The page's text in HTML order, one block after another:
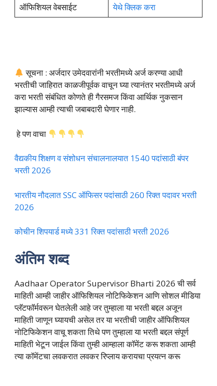
ऑफिशियल वेबसाईट
येथे क्लिक करा
सूचना : अर्जदार उमेदवारांनी भरतीमध्ये अर्ज करण्या आधी
भरतीची जाहिरात काळजीपूर्वक वाचून घ्या त्यानंतर भरतीमध्ये अर्ज
करा भरती संबंधित कोणते ही गैरसमज किंवा आर्थिक नुकसान
झाल्यास आम्ही त्याची जबाबदारी घेणार नाही.
हे पण वाचा
वैद्यकीय शिक्षण व संशोधन संचालनालयात 1540 पदांसाठी बंपर
भरती 2026
भारतीय नौदलात SSC ऑफिसर पदांसाठी 260 रिक्त पदावर भरती
2026
कोचीन शिपयार्ड मध्ये 331 रिक्त पदांसाठी भरती 2026
अंतिम शब्द
Aadhaar Operator Supervisor Bharti 2026 ची सर्व
माहिती आम्ही जाहीर ऑफिशियल नोटिफिकेशन आणि सोशल मीडिया
प्लॅटफॉर्मवरून घेतलेली आहे जर तुम्हाला या भरती बद्दल अजून
माहिती जाणून घ्यायची असेल तर या भरतीची जाहीर ऑफिशियल
नोटिफिकेशन वाचू शकता तिथे पण तुम्हाला या भरती बद्दल संपूर्ण
माहिती भेटून जाईल किंवा तुम्ही आम्हाला कॉमेंट करू शकता आम्ही
त्या कॉमेंटचा लवकरात लवकर रिप्लाय करायचा प्रयत्न करू